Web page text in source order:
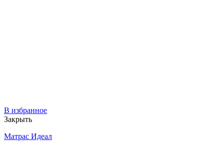
В избранное
Закрыть
Матрас Идеал